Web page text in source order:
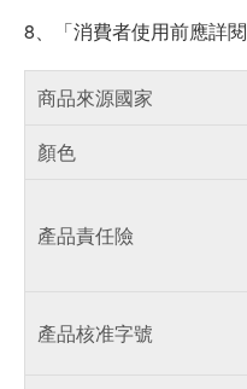
8、「消費者使用前應詳閱
商品來源國家
顏色
產品責任險
產品核准字號